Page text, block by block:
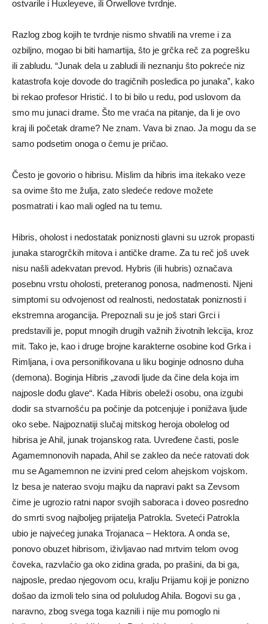
ostvarile i Huxleyeve, ili Orwellove tvrdnje.
Razlog zbog kojih te tvrdnje nismo shvatili na vreme i za
ozbiljno, mogao bi biti hamartija, što je grčka reč za pogrešku
ili zabludu. “Junak dela u zabludi ili neznanju što pokreće niz
katastrofa koje dovode do tragičnih posledica po junaka”, kako
bi rekao profesor Hristić. I to bi bilo u redu, pod uslovom da
smo mu junaci drame. Što me vraća na pitanje, da li je ovo
kraj ili početak drame? Ne znam. Vava bi znao. Ja mogu da se
samo podsetim onoga o čemu je pričao.
Često je govorio o hibrisu. Mislim da hibris ima itekako veze
sa ovime što me žulja, zato sledeće redove možete
posmatrati i kao mali ogled na tu temu.
Hibris, oholost i nedostatak poniznosti glavni su uzrok propasti
junaka starogrčkih mitova i antičke drame. Za tu reč još uvek
nisu našli adekvatan prevod. Hybris (ili hubris) označava
posebnu vrstu oholosti, preteranog ponosa, nadmenosti. Njeni
simptomi su odvojenost od realnosti, nedostatak poniznosti i
ekstremna arogancija. Prepoznali su je još stari Grci i
predstavili je, poput mnogih drugih važnih životnih lekcija, kroz
mit. Tako je, kao i druge brojne karakterne osobine kod Grka i
Rimljana, i ova personifikovana u liku boginje odnosno duha
(demona). Boginja Hibris „zavodi ljude da čine dela koja im
najposle dođu glave“. Kada Hibris obeleži osobu, ona izgubi
dodir sa stvarnošću pa počinje da potcenjuje i ponižava ljude
oko sebe. Najpoznatiji slučaj mitskog heroja obolelog od
hibrisa je Ahil, junak trojanskog rata. Uvređene časti, posle
Agamemnonovih napada, Ahil se zakleo da neće ratovati dok
mu se Agamemnon ne izvini pred celom ahejskom vojskom.
Iz besa je naterao svoju majku da napravi pakt sa Zevsom
čime je ugrozio ratni napor svojih saboraca i doveo posredno
do smrti svog najboljeg prijatelja Patrokla. Sveteći Patrokla
ubio je najvećeg junaka Trojanaca – Hektora. A onda se,
ponovo obuzet hibrisom, iživljavao nad mrtvim telom ovog
čoveka, razvlačio ga oko zidina grada, po prašini, da bi ga,
najposle, predao njegovom ocu, kralju Prijamu koji je ponizno
došao da izmoli telo sina od poluludog Ahila. Bogovi su ga ,
naravno, zbog svega toga kaznili i nije mu pomoglo ni